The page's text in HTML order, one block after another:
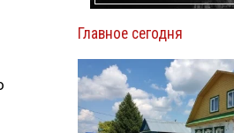
Главное сегодня